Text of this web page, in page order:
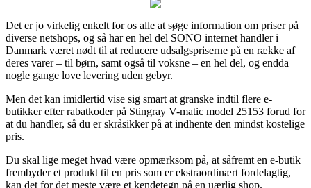
Det er jo virkelig enkelt for os alle at søge information om priser på
diverse netshops, og så har en hel del SONO internet handler i
Danmark været nødt til at reducere udsalgspriserne på en række af
deres varer – til børn, samt også til voksne – en hel del, og endda
nogle gange love levering uden gebyr.
Men det kan imidlertid vise sig smart at granske indtil flere e-
butikker efter rabatkoder på Stingray V-matic model 25153 forud for
at du handler, så du er skråsikker på at indhente den mindst kostelige
pris.
Du skal lige meget hvad være opmærksom på, at såfremt en e-butik
frembyder et produkt til en pris som er ekstraordinært fordelagtig,
kan det for det meste være et kendetegn på en uærlig shop.